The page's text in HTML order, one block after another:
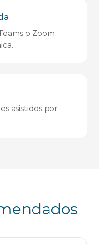
o Zoom
asistidos por